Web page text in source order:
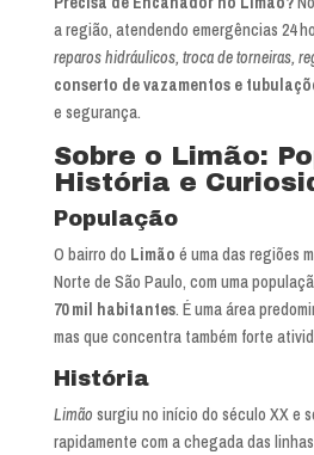
a região, atendendo emergências 24
reparos hidráulicos, troca de torneiras,
conserto de vazamentos e
e segurança.
Sobre o Limão:
História e
População
O bairro do Limão é uma das regiões
Norte de São Paulo, com uma
70 mil habitantes. É uma área
mas que concentra também forte
História
Limão surgiu no início do século XX e
rapidamente com a chegada das